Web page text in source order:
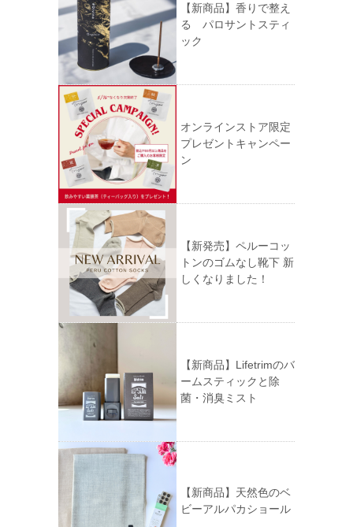
【新商品】香りで整え
る パロサントスティ
ック
オンラインストア限定
プレゼントキャンペー
ン
【新発売】ペルーコッ
トンのゴムなし靴下 新
しくなりました！
【新商品】Lifetrimのバ
ームスティックと除
菌・消臭ミスト
【新商品】天然色のベ
ビーアルパカショール